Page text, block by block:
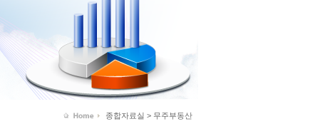
종합자료실 > 무주부동산